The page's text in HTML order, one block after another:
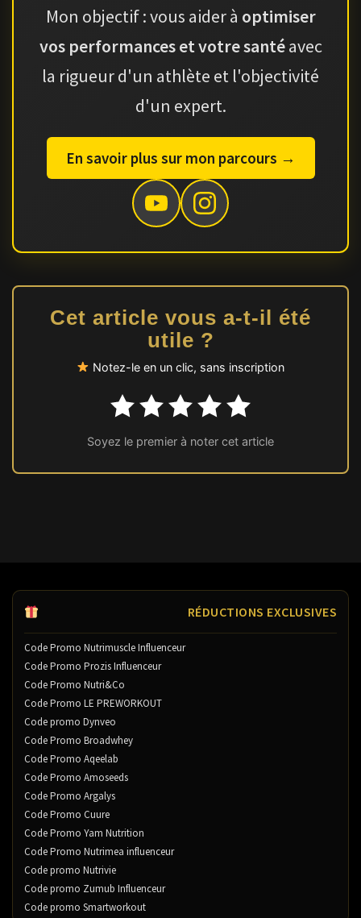
Mon objectif : vous aider à optimiser
vos performances et votre santéavec
la rigueur d'un athlète et l'objectivité
d'un expert.
En savoir plus sur mon parcours →
Cet article vous a-t-il été
utile ?
Notez-le en un clic, sans inscription
Soyez le premier à noter cet article
RÉDUCTIONS EXCLUSIVES
Code Promo Nutrimuscle Influenceur
Code Promo Prozis Influenceur
Code Promo Nutri&Co
Code Promo LE PREWORKOUT
Code promo Dynveo
Code Promo Broadwhey
Code Promo Aqeelab
Code Promo Amoseeds
Code Promo Argalys
Code Promo Cuure
Code Promo Yam Nutrition
Code Promo Nutrimea influenceur
Code promo Nutrivie
Code promo Zumub Influenceur
Code promo Smartworkout